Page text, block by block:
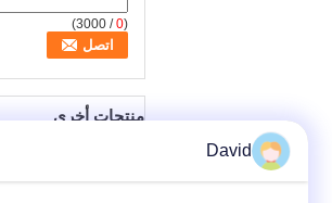
(
0
/ 3000)
منتجات أخرى
David